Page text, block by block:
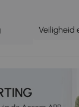
Veiligheid